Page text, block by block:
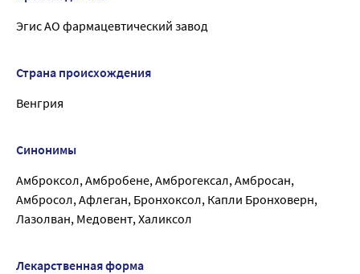
Эгис АО фармацевтический завод
Страна происхождения
Венгрия
Синонимы
Амброксол, Амбробене, Амброгексал, Амбросан,
Амбросол, Афлеган, Бронхоксол, Капли Бронховерн,
Лазолван, Медовент, Халиксол
Лекарственная форма